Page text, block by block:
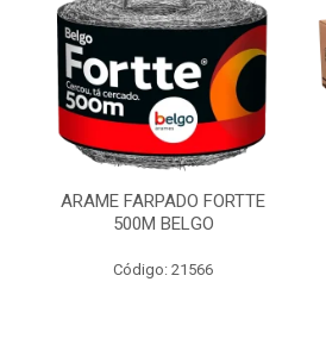
ARAME FARPADO FORTTE
500M BELGO
Código: 21566